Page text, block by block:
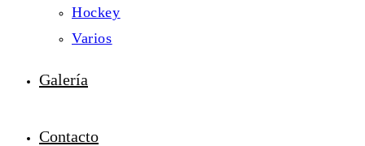
Hockey
Varios
Galería
Contacto